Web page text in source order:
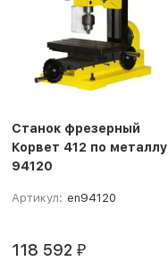
Станок фрезерный
Корвет 412 по металлу
94120
Артикул: en94120
118 592 ₽